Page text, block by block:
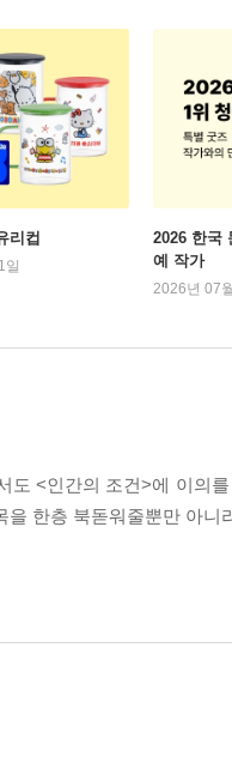
리컵
2026 한국
예 작가
2026년 07
도 <인간의 조건>에 이의
을 한층 북돋워줄뿐만 아